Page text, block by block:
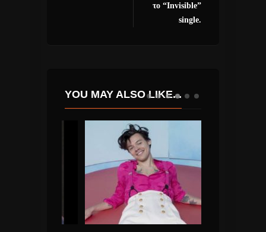
το “Invisible”
single.
YOU MAY ALSO LIKE...